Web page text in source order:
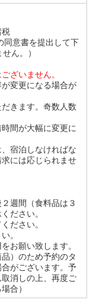
税
意書を提出して下
ん。）
ざいません。
変更になる場合が
きます。奇数人数
間が大幅に変更に
宿泊しなければな
には応じられませ
週間（食料品は３
ださい。
ださい。
。
お願い致します。
）のため予約のタ
がございます。予
消しの上、再度ご
合）